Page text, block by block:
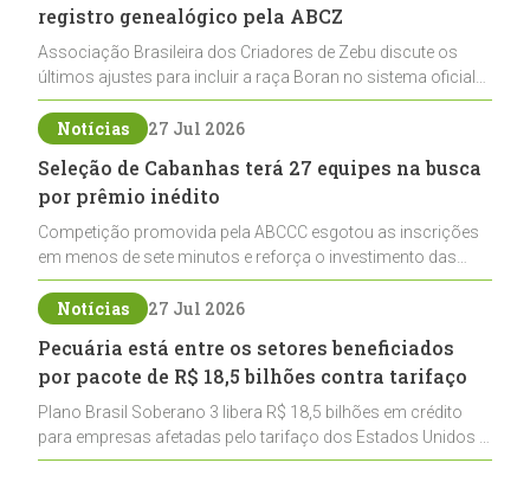
registro genealógico pela ABCZ
Associação Brasileira dos Criadores de Zebu discute os
últimos ajustes para incluir a raça Boran no sistema oficial
de registros, abrindo caminho para sua expansão na
pecuária nacional
Notícias 27 Jul 2026
Seleção de Cabanhas terá 27 equipes na busca
por prêmio inédito
Competição promovida pela ABCCC esgotou as inscrições
em menos de sete minutos e reforça o investimento das
cabanhas na seleção genética de Cavalos Crioulos voltados
ao laço
Notícias 27 Jul 2026
Pecuária está entre os setores beneficiados
por pacote de R$ 18,5 bilhões contra tarifaço
Plano Brasil Soberano 3 libera R$ 18,5 bilhões em crédito
para empresas afetadas pelo tarifaço dos Estados Unidos e
inclui a pecuária entre os setores estratégicos